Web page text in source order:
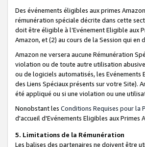
Des événements éligibles aux primes
rémunération spéciale décrite dans cette
doit être éligible à l’Evénement Eligible aux
Amazon, et (2) au cours de la Session qui
Amazon ne versera aucune Rémunération
violation ou de toute autre utilisation
ou de logiciels automatisés, les Evénements
des Liens Spéciaux présents sur votre Site).
été appliqué ou si une violation ou une
Nonobstant les Conditions Requises pour la
d'accueil d'Evénements Eligibles aux Primes
5. Limitations de la Rémunération
Les balises des partenaires ne doivent être